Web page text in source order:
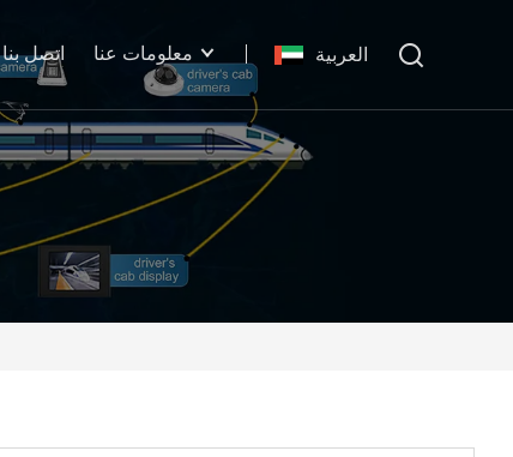
العربية اتصل بنا معلومات عنا